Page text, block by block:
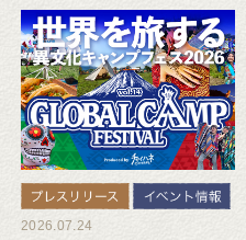
2026.07.24